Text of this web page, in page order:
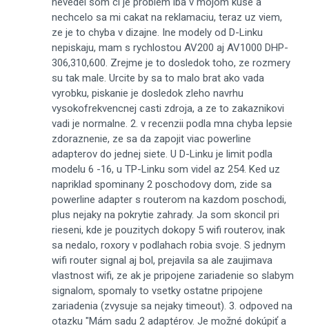
nechcelo sa mi cakat na reklamaciu, teraz uz viem,
ze je to chyba v dizajne. Ine modely od D-Linku
nepiskaju, mam s rychlostou AV200 aj AV1000 DHP-
306,310,600. Zrejme je to dosledok toho, ze rozmery
su tak male. Urcite by sa to malo brat ako vada
vyrobku, piskanie je dosledok zleho navrhu
vysokofrekvencnej casti zdroja, a ze to zakaznikovi
vadi je normalne. 2. v recenzii podla mna chyba lepsie
zdoraznenie, ze sa da zapojit viac powerline
adapterov do jednej siete. U D-Linku je limit podla
modelu 6 -16, u TP-Linku som videl az 254. Ked uz
napriklad spominany 2 poschodovy dom, zide sa
powerline adapter s routerom na kazdom poschodi,
plus nejaky na pokrytie zahrady. Ja som skoncil pri
rieseni, kde je pouzitych dokopy 5 wifi routerov, inak
sa nedalo, roxory v podlahach robia svoje. S jednym
wifi router signal aj bol, prejavila sa ale zaujimava
vlastnost wifi, ze ak je pripojene zariadenie so slabym
signalom, spomaly to vsetky ostatne pripojene
zariadenia (zvysuje sa nejaky timeout). 3. odpoved na
otazku "Mám sadu 2 adaptérov. Je možné dokúpiť a